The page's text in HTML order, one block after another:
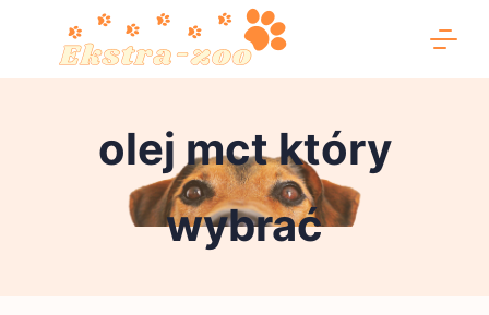
content
olej mct który
wybrać